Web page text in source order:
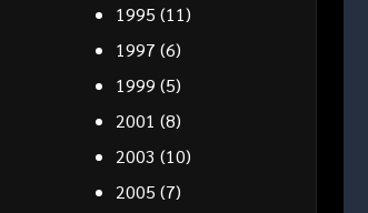
1995 (11)
1997 (6)
1999 (5)
2001 (8)
2003 (10)
2005 (7)